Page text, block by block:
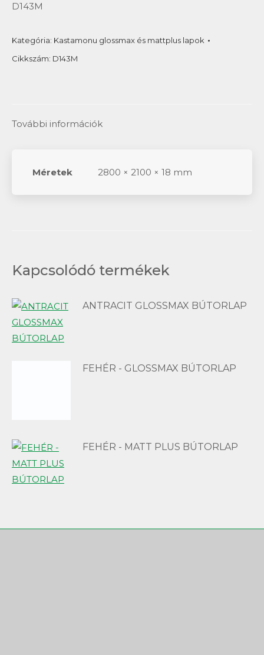
D143M
Kategória: Kastamonu glossmax és mattplus lapok
Cikkszám: D143M
További információk
Méretek 2800 × 2100 × 18 mm
Kapcsolódó termékek
ANTRACIT GLOSSMAX BÚTORLAP
FEHÉR - GLOSSMAX BÚTORLAP
FEHÉR - MATT PLUS BÚTORLAP